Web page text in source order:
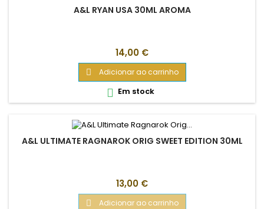
A&L RYAN USA 30ML AROMA
Preço
14,00 €
 Adicionar ao carrinho
 Em stock
A&L ULTIMATE RAGNAROK ORIG SWEET EDITION 30ML
Preço
13,00 €
 Adicionar ao carrinho